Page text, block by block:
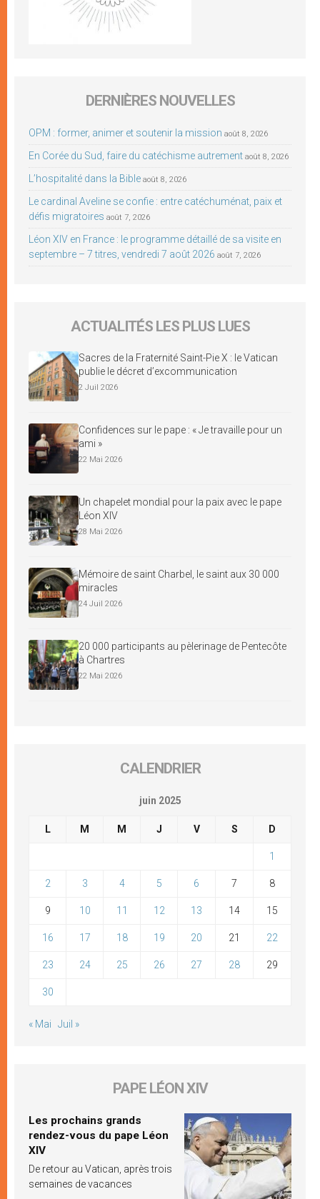
DERNIÈRES NOUVELLES
OPM : former, animer et soutenir la mission août 8, 2026
En Corée du Sud, faire du catéchisme autrement août 8, 2026
L’hospitalité dans la Bible août 8, 2026
Le cardinal Aveline se confie : entre catéchuménat, paix et
défis migratoires août 7, 2026
Léon XIV en France : le programme détaillé de sa visite en
septembre – 7 titres, vendredi 7 août 2026 août 7, 2026
ACTUALITÉS LES PLUS LUES
Sacres de la Fraternité Saint-Pie X : le Vatican
publie le décret d’excommunication
2 Juil 2026
Confidences sur le pape : « Je travaille pour un
ami »
22 Mai 2026
Un chapelet mondial pour la paix avec le pape
Léon XIV
28 Mai 2026
Mémoire de saint Charbel, le saint aux 30 000
miracles
24 Juil 2026
20 000 participants au pèlerinage de Pentecôte
à Chartres
22 Mai 2026
CALENDRIER
juin 2025
L M M J V S D
1
2 3 4 5 6 7 8
9 10 11 12 13 14 15
16 17 18 19 20 21 22
23 24 25 26 27 28 29
30
« Mai Juil »
PAPE LÉON XIV
Les prochains grands
rendez-vous du pape Léon
XIV
De retour au Vatican, après trois
semaines de vacances